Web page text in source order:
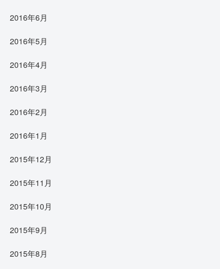
2016年6月
2016年5月
2016年4月
2016年3月
2016年2月
2016年1月
2015年12月
2015年11月
2015年10月
2015年9月
2015年8月